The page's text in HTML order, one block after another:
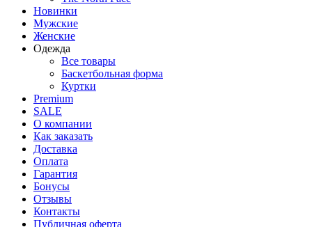
Новинки
Мужские
Женские
Одежда
Все товары
Баскетбольная форма
Куртки
Premium
SALE
О компании
Как заказать
Доставка
Оплата
Гарантия
Бонусы
Отзывы
Контакты
Публичная оферта